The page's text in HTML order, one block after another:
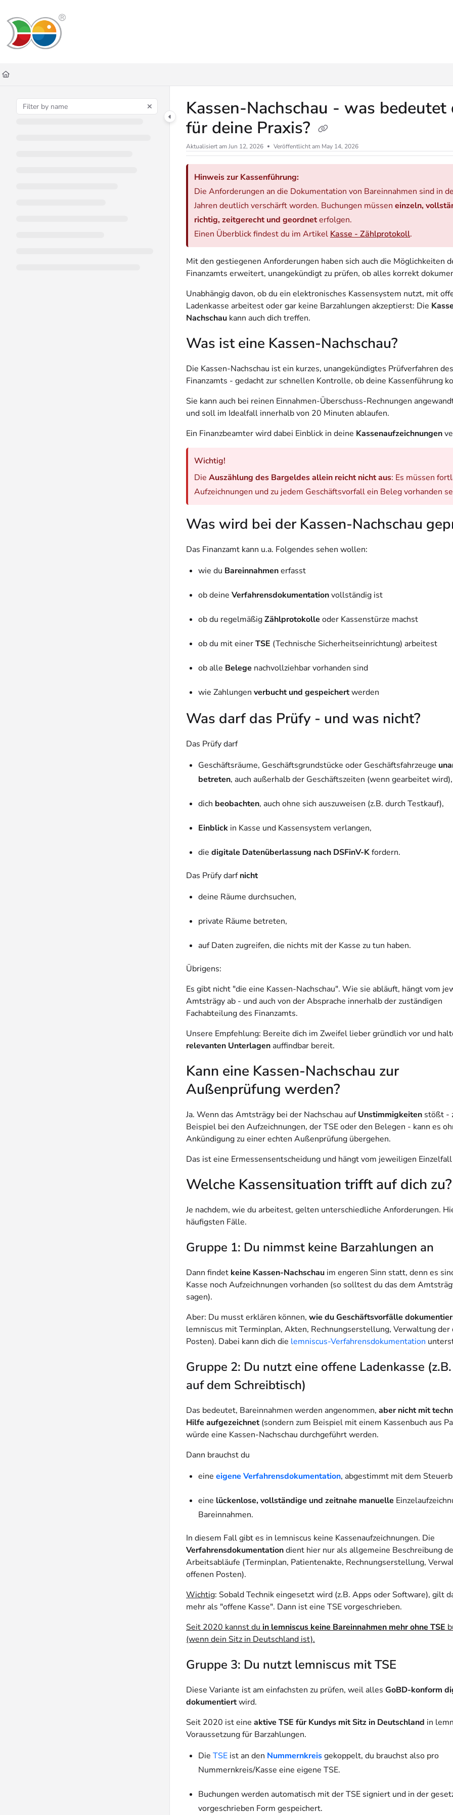
Fetch the complete documentation index at:
Use this file to discover all available pages before exploring further.
Kassen-Nachschau - was bedeutet
für deine Praxis?
Aktualisiert amJun 12, 2026 Veröffentlicht am May 14, 2026
Hinweis zur Kassenführung:
Die Anforderungen an die Dokumentation von Bareinnahmen sind in
Jahren deutlich verschärft worden. Buchungen müssen einzeln,
richtig, zeitgerecht und geordneterfolgen.
Einen Überblick findest du im Artikel Kasse - Zählprotokoll.
Mit den gestiegenen Anforderungen haben sich auch die Möglichkeiten
Finanzamts erweitert, unangekündigt zu prüfen, ob alles korrekt
Unabhängig davon, ob du ein elektronisches Kassensystem nutzt, mit
Ladenkasse arbeitest oder gar keine Barzahlungen akzeptierst: Die
Nachschau kann auch dich treffen.
Was ist eine Kassen-Nachschau?
Die Kassen-Nachschau ist ein kurzes, unangekündigtes Prüfverfahren des
Finanzamts - gedacht zur schnellen Kontrolle, ob deine Kassenführung
Sie kann auch bei reinen Einnahmen-Überschuss-Rechnungen
und soll im Idealfall innerhalb von 20 Minuten ablaufen.
Ein Finanzbeamter wird dabei Einblick in deine Kassenaufzeichnungen
Wichtig!
Die Auszählung des Bargeldes allein reicht nicht aus: Es müssen
Aufzeichnungen und zu jedem Geschäftsvorfall ein Beleg vorhanden
Was wird bei der Kassen-Nachschau
Das Finanzamt kann u.a. Folgendes sehen wollen:
wie du Bareinnahmenerfasst
ob deine Verfahrensdokumentationvollständig ist
ob du regelmäßigZählprotokolle oder Kassenstürze machst
ob du mit einerTSE (Technische Sicherheitseinrichtung) arbeitest
ob alle Belege nachvollziehbar vorhanden sind
wie Zahlungen verbucht und gespeichertwerden
Was darf das Prüfy - und was nicht?
Das Prüfy darf
Geschäftsräume, Geschäftsgrundstücke oder Geschäftsfahrzeuge
betreten, auch außerhalb der Geschäftszeiten (wenn gearbeitet wird),
dich beobachten, auch ohne sich auszuweisen (z.B. durch Testkauf),
Einblick in Kasse und Kassensystem verlangen,
die digitale Datenüberlassung nach DSFinV-Kfordern.
Das Prüfy darfnicht
deine Räume durchsuchen,
private Räume betreten,
auf Daten zugreifen, die nichts mit der Kasse zu tun haben.
Übrigens:
Es gibt nicht "die eine Kassen-Nachschau". Wie sie abläuft, hängt vom
Amtsträgy ab - und auch von der Absprache innerhalb der zuständigen
Fachabteilung des Finanzamts.
Unsere Empfehlung: Bereite dich im Zweifel lieber gründlich vor und
relevanten Unterlagen auffindbar bereit.
Kann eine Kassen-Nachschau zur
Außenprüfung werden?
Ja. Wenn das Amtsträgy bei der Nachschau aufUnstimmigkeiten stößt -
Beispiel bei den Aufzeichnungen, der TSE oder den Belegen - kann es
Ankündigung zu einer echten Außenprüfung übergehen.
Das ist eine Ermessensentscheidung und hängt vom jeweiligen Einzelfall
Welche Kassensituation trifft auf dich zu?
Je nachdem, wie du arbeitest, gelten unterschiedliche Anforderungen.
häufigsten Fälle.
Gruppe 1: Du nimmst keine Barzahlungen an
Dann findet keine Kassen-Nachschau im engeren Sinn statt, denn es
Kasse noch Aufzeichnungen vorhanden (so solltest du das dem
sagen).
Aber: Du musst erklären können, wie du Geschäftsvorfälle
lemniscus mit Terminplan, Akten, Rechnungserstellung, Verwaltung der
Posten). Dabei kann dich die lemniscus-Verfahrensdokumentation
Gruppe 2: Du nutzt eine offene Ladenkasse
auf dem Schreibtisch)
Das bedeutet, Bareinnahmen werden angenommen, aber nicht mit
Hilfe aufgezeichnet(sondern zum Beispiel mit einem Kassenbuch aus
würde eine Kassen-Nachschau durchgeführt werden.
Dann brauchst du
eine eigene Verfahrensdokumentation, abgestimmt mit dem
eine lückenlose, vollständige und zeitnahe manuelle
Bareinnahmen.
In diesem Fall gibt es in lemniscus keine Kassenaufzeichnungen. Die
Verfahrensdokumentationdient hier nur als allgemeine Beschreibung
Arbeitsabläufe (Terminplan, Patientenakte, Rechnungserstellung,
offenen Posten).
Wichtig: Sobald Technik eingesetzt wird (z.B. Apps oder Software), gilt
mehr als "offene Kasse". Dann ist eine TSE vorgeschrieben.
Seit 2020 kannst du in lemniscus keine Bareinnahmen mehr ohne TSE
(wenn dein Sitz in Deutschland ist).
Gruppe 3: Du nutzt lemniscus mit TSE
Diese Variante ist am einfachsten zu prüfen, weil alles GoBD-konform
dokumentiertwird.
Seit 2020 ist eine aktive TSE für Kundys mit Sitz in Deutschland in
Voraussetzung für Barzahlungen.
Die TSE ist an den Nummernkreisgekoppelt, du brauchst also pro
Nummernkreis/Kasse eine eigene TSE.
Buchungen werden automatisch mit der TSE signiert und in der
vorgeschrieben Form gespeichert.